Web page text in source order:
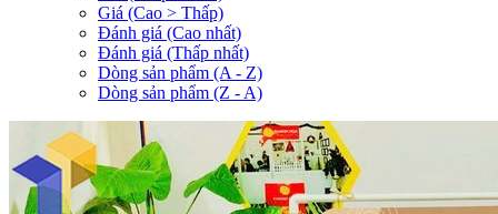
Giá (Cao > Thấp)
Đánh giá (Cao nhất)
Đánh giá (Thấp nhất)
Dòng sản phẩm (A - Z)
Dòng sản phẩm (Z - A)